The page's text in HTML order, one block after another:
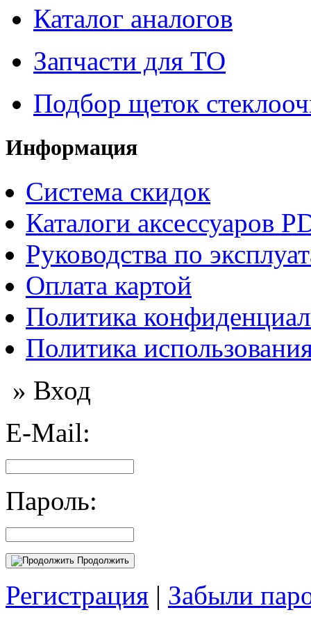
Каталог аналогов
Запчасти для ТО
Подбор щеток
Информация
Система скидок
Каталоги аксессуаров
Руководства по
Оплата картой
Политика
Политика
» Вход
E-Mail:
Пароль:
Продолжить
Регистрация | Забыли